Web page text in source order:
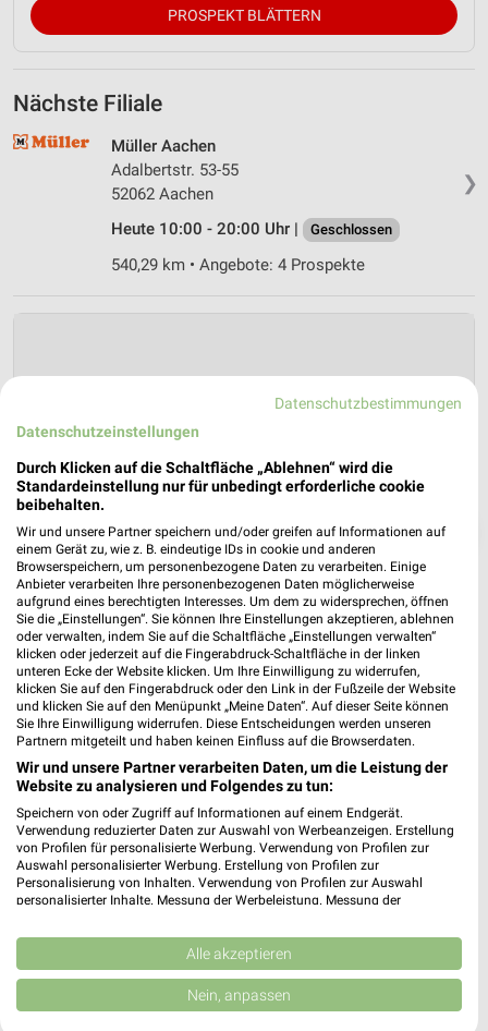
PROSPEKT BLÄTTERN
Nächste Filiale
❯
Müller Aachen
Adalbertstr. 53-55
52062 Aachen
Heute 10:00 - 20:00 Uhr |
Geschlossen
540,29 km • Angebote: 4 Prospekte
❯
Müller Prospekt für Aachen ab Mi. den
01.07.
lifestyle Magazin
Gültig von 01. Jul. bis 31. Aug.
📅 Kalendereintrag erstellen
PROSPEKT BLÄTTERN
Datenschutzbestimmungen
Datenschutzeinstellungen
Durch Klicken auf die Schaltfläche „Ablehnen“ wird die
Standardeinstellung nur für unbedingt erforderliche cookie
beibehalten.
Wir und unsere Partner speichern und/oder greifen auf Informationen auf
einem Gerät zu, wie z. B. eindeutige IDs in cookie und anderen
Browserspeichern, um personenbezogene Daten zu verarbeiten. Einige
Anbieter verarbeiten Ihre personenbezogenen Daten möglicherweise
aufgrund eines berechtigten Interesses. Um dem zu widersprechen, öffnen
Sie die „Einstellungen“. Sie können Ihre Einstellungen akzeptieren, ablehnen
oder verwalten, indem Sie auf die Schaltfläche „Einstellungen verwalten“
klicken oder jederzeit auf die Fingerabdruck-Schaltfläche in der linken
unteren Ecke der Website klicken. Um Ihre Einwilligung zu widerrufen,
klicken Sie auf den Fingerabdruck oder den Link in der Fußzeile der Website
und klicken Sie auf den Menüpunkt „Meine Daten“. Auf dieser Seite können
Sie Ihre Einwilligung widerrufen. Diese Entscheidungen werden unseren
Partnern mitgeteilt und haben keinen Einfluss auf die Browserdaten.
Wir und unsere Partner verarbeiten Daten, um die Leistung der
Website zu analysieren und Folgendes zu tun:
Speichern von oder Zugriff auf Informationen auf einem Endgerät.
Verwendung reduzierter Daten zur Auswahl von Werbeanzeigen. Erstellung
von Profilen für personalisierte Werbung. Verwendung von Profilen zur
Auswahl personalisierter Werbung. Erstellung von Profilen zur
Personalisierung von Inhalten. Verwendung von Profilen zur Auswahl
personalisierter Inhalte. Messung der Werbeleistung. Messung der
Kombinationen von Daten aus verschiedenen Quellen. Entwicklung und
Verbesserung der Angebote. Verwendung reduzierter Daten zur Auswahl
von Inhalten.
Daten können außerhalb der Europäischen Union weitergegeben und in die
USA gesendet werden.
Alle akzeptieren
Nein, anpassen